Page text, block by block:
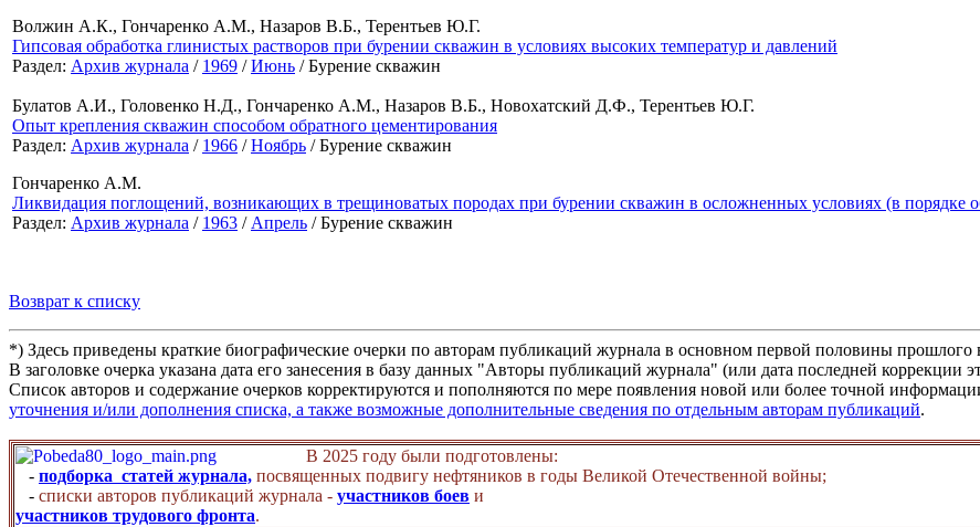
Волжин А.К., Гончаренко А.М., Назаров В.Б., Терентьев Ю.Г.
Гипсовая обработка глинистых растворов при бурении скважин в условиях высоких температур и давлений
Раздел: Архив журнала / 1969 /Июнь / Бурение скважин
Булатов А.И., Головенко Н.Д., Гончаренко А.М., Назаров В.Б., Новохатский Д.Ф., Терентьев Ю.Г.
Опыт крепления скважин способом обратного цементирования
Раздел: Архив журнала / 1966 /Ноябрь / Бурение скважин
Гончаренко А.М.
Ликвидация поглощений, возникающих в трещиноватых породах при бурении скважин в осложненных условиях (в порядке
Раздел: Архив журнала / 1963 / Апрель / Бурение скважин
Возврат к списку
*) Здесь приведены краткие биографические очерки по авторам публикаций журнала в основном первой половины прошлого
В заголовке очерка указана дата его занесения в базу данных "Авторы публикаций журнала" (или дата последней коррекции
Список авторов и содержание очерков корректируются и пополняются по мере появления новой или более точной
уточнения и/или дополнения списка, а также возможные дополнительные сведения по отдельным авторам публикаций.
В 2025 году были подготовлены:
- подборка статей журнала, посвященных подвигу нефтяников в годы Великой Отечественной войны;
- списки авторов публикаций журнала - участников боев и
участников трудового фронта.